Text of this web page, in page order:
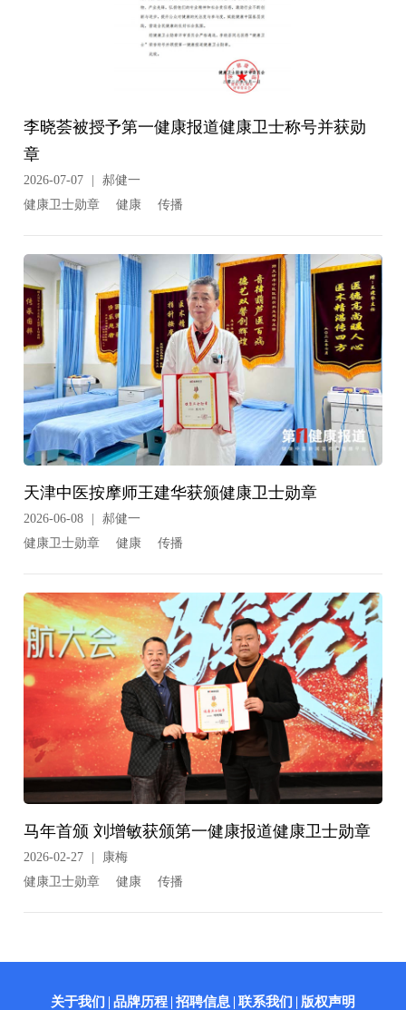
李晓荟被授予第一健康报道健康卫士称号并获勋
章
2026-07-07
郝健一
健康卫士勋章
健康 传播
天津中医按摩师王建华获颁健康卫士勋章
2026-06-08
郝健一
健康卫士勋章
健康 传播
马年首颁 刘增敏获颁第一健康报道健康卫士勋章
2026-02-27
康梅
健康卫士勋章
健康 传播
关于我们 品牌历程 招聘信息 联系我们 版权声明